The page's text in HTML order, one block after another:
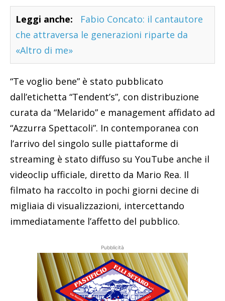
Leggi anche:
Fabio Concato: il cantautore
che attraversa le generazioni riparte da
«Altro di me»
“Te voglio bene” è stato pubblicato
dall’etichetta “Tendent’s”, con distribuzione
curata da “Melarido” e management affidato ad
“Azzurra Spettacoli”. In contemporanea con
l’arrivo del singolo sulle piattaforme di
streaming è stato diffuso su YouTube anche il
videoclip ufficiale, diretto da Mario Rea. Il
filmato ha raccolto in pochi giorni decine di
migliaia di visualizzazioni, intercettando
immediatamente l’affetto del pubblico.
Pubblicità